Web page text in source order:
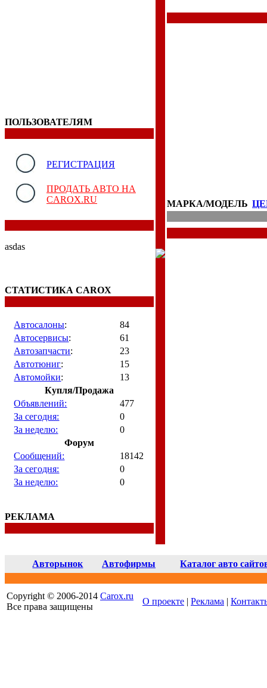
ПОЛЬЗОВАТЕЛЯМ
РЕГИСТРАЦИЯ
ПРОДАТЬ АВТО НА
CAROX.RU
asdas
СТАТИСТИКА CAROX
Автосалоны:
84
Автосервисы:
61
Автозапчасти:
23
Автотюниг:
15
Автомойки:
13
Купля/Продажа
Объявлений:
477
За сегодня:
0
За неделю:
0
Форум
Сообщений:
18142
За сегодня:
0
За неделю:
0
РЕКЛАМА
МАРКА/МОДЕЛЬ
Авторынок Автофирмы Каталог авто
Copyright © 2006-2014 Carox.ru
Все права защищены
О проекте | Реклама |